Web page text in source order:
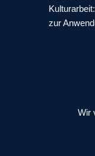
zur
Wir